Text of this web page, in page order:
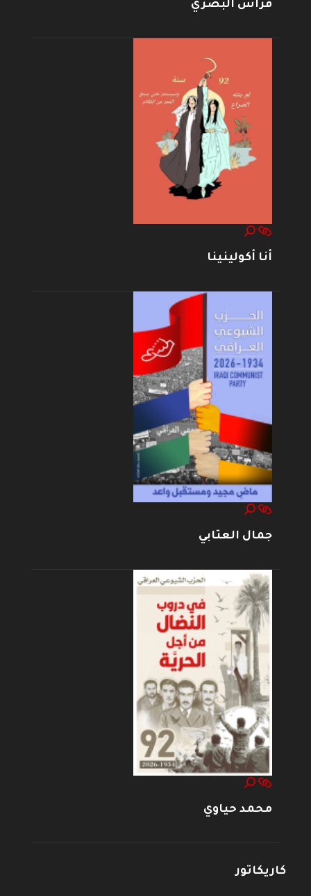
فراس البصري
أنا أكولينينا
جمال العتابي
محمد حياوي
كاريكاتور